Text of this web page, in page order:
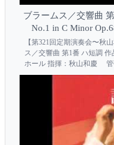
ブラームス／交響曲
No.1 in C Minor
【第321回定期演奏会〜秋
ス／交響曲 第1番 ハ短調
ホール 指揮：秋山和慶 管